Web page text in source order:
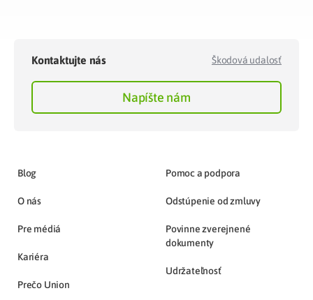
Kontaktujte nás Škodová udalosť
Napíšte nám
Blog
O nás
Pre médiá
Kariéra
Prečo Union
Pomoc a podpora
Odstúpenie od zmluvy
Povinne zverejnené
dokumenty
Udržateľnosť